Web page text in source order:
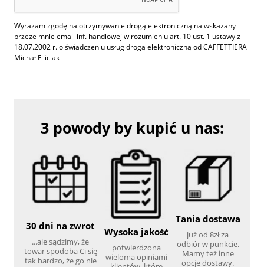
Wyrażam zgodę na otrzymywanie drogą elektroniczną na wskazany
przeze mnie email inf. handlowej w rozumieniu art. 10 ust. 1 ustawy z
18.07.2002 r. o świadczeniu usług drogą elektroniczną od CAFFETTIERA
Michał Filiciak
3 powody by kupić u nas:
30 dni na zwrot
...ale sądzimy, że
towar spodoba Ci się
tak bardzo, że go nie
Wysoka jakość
potwierdzona
wieloma opiniami
Tania dostawa
już od 8zł za
odbiór w punkcie.
Mamy też inne
opcje dostawy.